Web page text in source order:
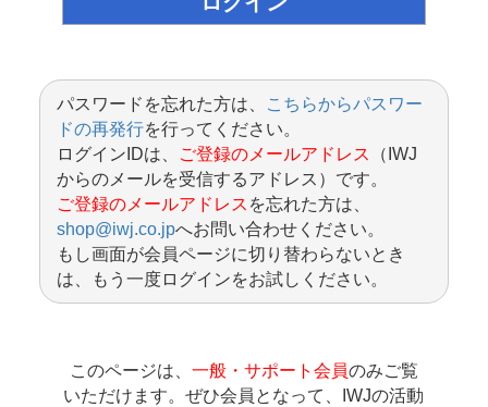
パスワードを忘れた方は、
こちらからパスワー
ドの再発行を行ってください。
ログインIDは、
ご登録のメールアドレス
（IWJ
からのメールを受信するアドレス）です。
ご登録のメールアドレス を忘れた方は、
shop@iwj.co.jpへお問い合わせください。
もし画面が会員ページに切り替わらないとき
は、もう一度ログインをお試しください。
このページは、 一般・サポート会員のみご覧
いただけます。ぜひ会員となって、IWJの活動